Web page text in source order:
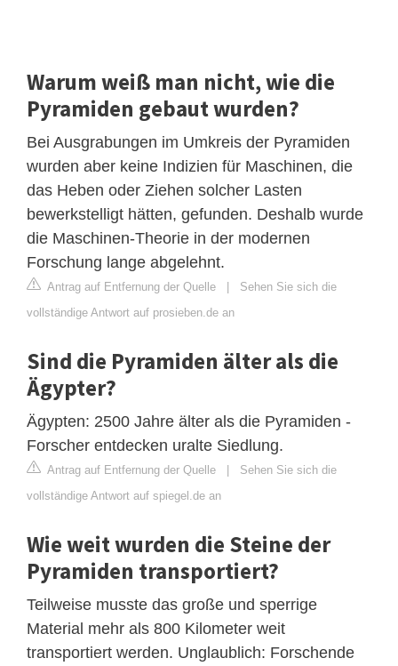
Warum weiß man nicht, wie die
Pyramiden gebaut wurden?
Bei Ausgrabungen im Umkreis der Pyramiden
wurden aber keine Indizien für Maschinen, die
das Heben oder Ziehen solcher Lasten
bewerkstelligt hätten, gefunden. Deshalb wurde
die Maschinen-Theorie in der modernen
Forschung lange abgelehnt.
Antrag auf Entfernung der Quelle | Sehen Sie sich die
vollständige Antwort auf prosieben.de an
Sind die Pyramiden älter als die
Ägypter?
Ägypten: 2500 Jahre älter als die Pyramiden -
Forscher entdecken uralte Siedlung.
Antrag auf Entfernung der Quelle | Sehen Sie sich die
vollständige Antwort auf spiegel.de an
Wie weit wurden die Steine der
Pyramiden transportiert?
Teilweise musste das große und sperrige
Material mehr als 800 Kilometer weit
transportiert werden. Unglaublich: Forschende